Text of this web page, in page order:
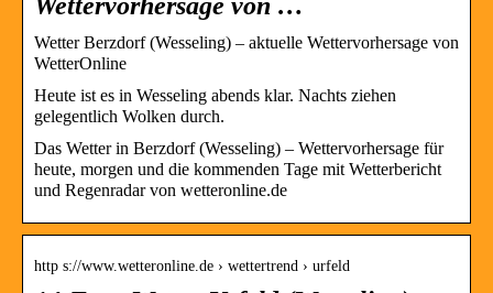
Wetter Berzdorf (Wesseling) – aktuelle Wettervorhersage von
WetterOnline
Heute ist es in Wesseling abends klar. Nachts ziehen
gelegentlich Wolken durch.
Das Wetter in Berzdorf (Wesseling) – Wettervorhersage für
heute, morgen und die kommenden Tage mit Wetterbericht
und Regenradar von wetteronline.de
http s://www.wetteronline.de › wettertrend › urfeld